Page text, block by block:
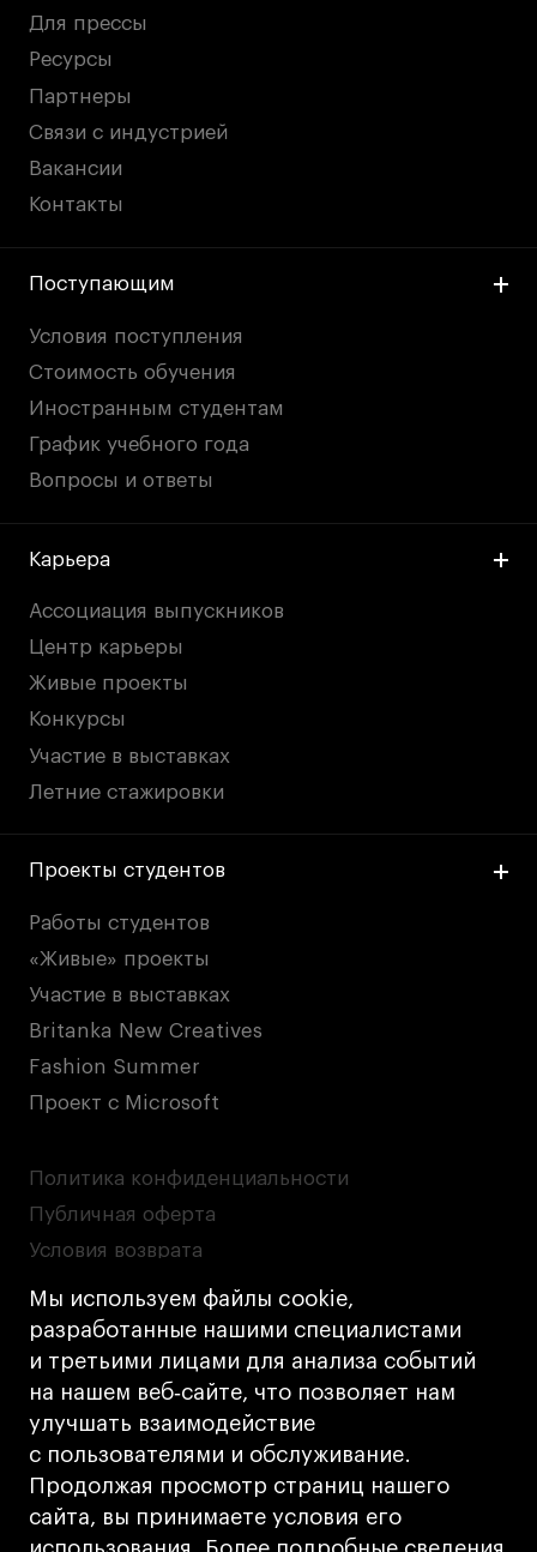
Мы используем файлы cookie,
разработанные нашими специалистами
и третьими лицами для анализа событий
на нашем веб‑сайте, что позволяет нам
улучшать взаимодействие
с пользователями и обслуживание.
Продолжая просмотр страниц нашего
сайта, вы принимаете условия его
Для прессы
Ресурсы
Партнеры
Связи с индустрией
Вакансии
Контакты
Поступающим
Условия поступления
Стоимость обучения
Иностранным студентам
График учебного года
Вопросы и ответы
Карьера
Ассоциация выпускников
Центр карьеры
Живые проекты
Конкурсы
Участие в выставках
Летние стажировки
Проекты студентов
Работы студентов
«Живые» проекты
Участие в выставках
Britanka New Creatives
Fashion Summer
Проект с Microsoft
Политика конфиденциальности
Публичная оферта
Условия возврата
Кредит на образование с господдержкой
Лицензия на осуществление образовательной
деятельности АНО ВО «Универсальный
Университет»
Карта сайта
Дизайн
Разработка
Cetera